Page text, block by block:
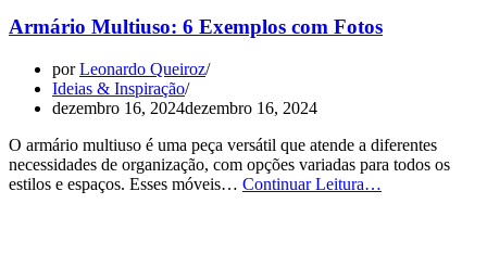
Armário Multiuso: 6 Exemplos com Fotos
porLeonardo Queiroz
Ideias & Inspiração
dezembro 16, 2024dezembro 16, 2024
O armário multiuso é uma peça versátil que atende a diferentes
necessidades de organização, com opções variadas para todos os
estilos e espaços. Esses móveis… Continuar Leitura…